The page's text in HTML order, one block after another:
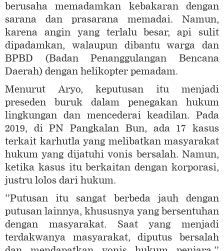
berusaha memadamkan kebakaran dengan
sarana dan prasarana memadai. Namun,
karena angin yang terlalu besar, api sulit
dipadamkan, walaupun dibantu warga dan
BPBD (Badan Penanggulangan Bencana
Daerah) dengan helikopter pemadam.
Menurut Aryo, keputusan itu menjadi
preseden buruk dalam penegakan hukum
lingkungan dan mencederai keadilan. Pada
2019, di PN Pangkalan Bun, ada 17 kasus
terkait karhutla yang melibatkan masyarakat
hukum yang dijatuhi vonis bersalah. Namun,
ketika kasus itu berkaitan dengan korporasi,
justru lolos dari hukum.
”Putusan itu sangat berbeda jauh dengan
putusan lainnya, khususnya yang bersentuhan
dengan masyarakat. Saat yang menjadi
terdakwanya masyarakat, diputus bersalah